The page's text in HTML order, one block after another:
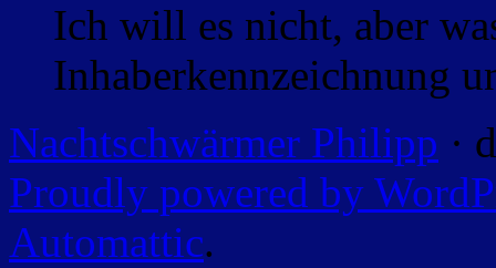
Ich will es nicht, aber
Inhaberkennzeichnung
Nachtschwärmer Philipp ·
Proudly powered by
Automattic.